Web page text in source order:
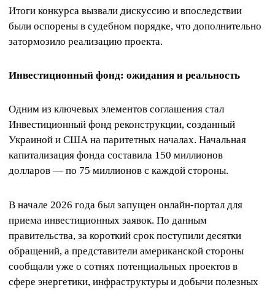
Итоги конкурса вызвали дискуссию и впоследствии
были оспорены в судебном порядке, что дополнительно
затормозило реализацию проекта.
Инвестиционный фонд: ожидания и реальность
Одним из ключевых элементов соглашения стал
Инвестиционный фонд реконструкции, созданный
Украиной и США на паритетных началах. Начальная
капитализация фонда составила 150 миллионов
долларов — по 75 миллионов с каждой стороны.
В начале 2026 года был запущен онлайн-портал для
приема инвестиционных заявок. По данным
правительства, за короткий срок поступили десятки
обращений, а представители американской стороны
сообщали уже о сотнях потенциальных проектов в
сфере энергетики, инфраструктуры и добычи полезных